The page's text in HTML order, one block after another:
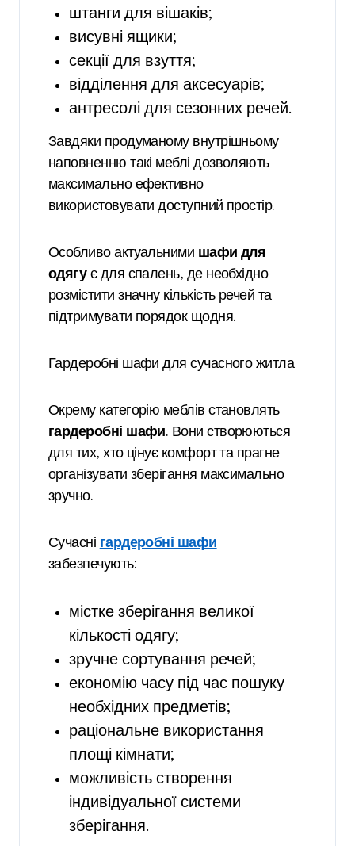
штанги для вішаків;
висувні ящики;
секції для взуття;
відділення для аксесуарів;
антресолі для сезонних речей.
Завдяки продуманому внутрішньому
наповненню такі меблі дозволяють
максимально ефективно
використовувати доступний простір.
Особливо актуальними шафи для
одягує для спалень, де необхідно
розмістити значну кількість речей та
підтримувати порядок щодня.
Гардеробні шафи для сучасного житла
Окрему категорію меблів становлять
гардеробні шафи. Вони створюються
для тих, хто цінує комфорт та прагне
організувати зберігання максимально
зручно.
Сучасні гардеробні шафи
забезпечують:
містке зберігання великої
кількості одягу;
зручне сортування речей;
економію часу під час пошуку
необхідних предметів;
раціональне використання
площі кімнати;
можливість створення
індивідуальної системи
зберігання.